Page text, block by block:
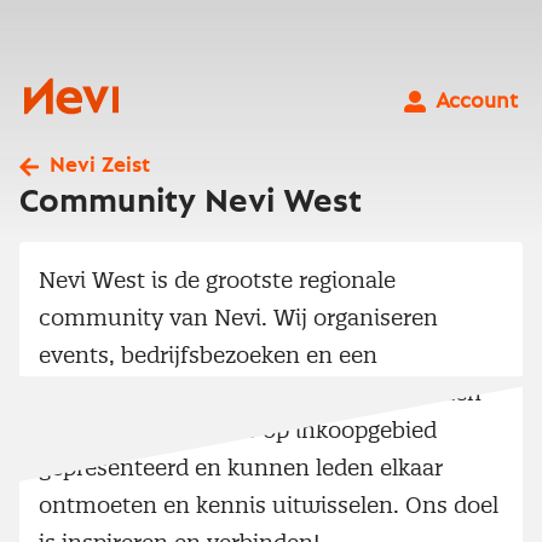
Nevi
Account
Nevi Zeist
Community Nevi West
Nevi West is de grootste regionale
community van Nevi. Wij organiseren
events, bedrijfsbezoeken en een
tweejaarlijks middagcongres. Hier worden
de laatste innovaties op inkoopgebied
gepresenteerd en kunnen leden elkaar
ontmoeten en kennis uitwisselen. Ons doel